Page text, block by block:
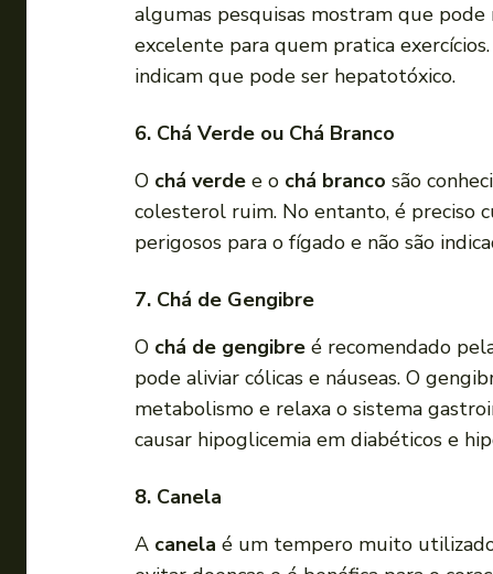
algumas pesquisas mostram que
excelente para quem pratica exercícios.
indicam que pode ser hepatotóxico.
6. Chá Verde ou Chá Branco
O chá verde e o chá branco são
colesterol ruim. No entanto, é preciso
perigosos para o fígado e não são
7. Chá de Gengibre
O chá de gengibre é recomendado
pode aliviar cólicas e náuseas. O
metabolismo e relaxa o sistema
causar hipoglicemia em diabéticos e
8. Canela
A canela é um tempero muito